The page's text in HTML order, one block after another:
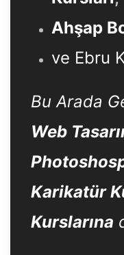
Ahşap
ve Ebru
Bu Arada
Web
Karikatür
Kurslarına